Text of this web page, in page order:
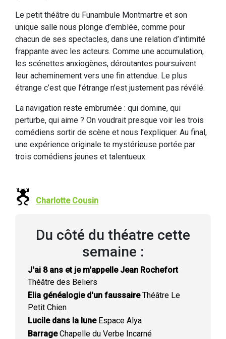
Le petit théâtre du Funambule Montmartre et son
unique salle nous plonge d’emblée, comme pour
chacun de ses spectacles, dans une relation d’intimité
frappante avec les acteurs. Comme une accumulation,
les scénettes anxiogènes, déroutantes poursuivent
leur acheminement vers une fin attendue. Le plus
étrange c’est que l’étrange n’est justement pas révélé.
La navigation reste embrumée : qui domine, qui
perturbe, qui aime ? On voudrait presque voir les trois
comédiens sortir de scène et nous l’expliquer. Au final,
une expérience originale te mystérieuse portée par
trois comédiens jeunes et talentueux.
Charlotte Cousin
Du côté du théatre cette
semaine :
J'ai 8 ans et je m'appelle Jean Rochefort
Théâtre des Beliers
Elia généalogie d'un faussaireThéâtre Le
Petit Chien
Lucile dans la luneEspace Alya
BarrageChapelle du Verbe Incarné